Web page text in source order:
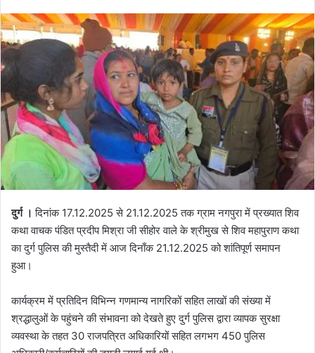
दुर्ग । दिनांक 17.12.2025 से 21.12.2025 तक ग्राम नगपुरा में प्रख्यात शिव
कथा वाचक पंडित प्रदीप मिश्रा जी सीहोर वाले के श्रीमुख से शिव महापुराण कथा
का दुर्ग पुलिस की मुस्तैदी में आज दिनाँक 21.12.2025 को शांतिपूर्ण समापन
हुआ।
कार्यक्रम में प्रतिदिन विभिन्न गणमान्य नागरिकों सहित लाखों की संख्या में
श्रद्धालुओं के पहुंचने की संभावना को देखते हुए दुर्ग पुलिस द्वारा व्यापक सुरक्षा
व्यवस्था के तहत 30 राजपत्रित अधिकारियों सहित लगभग 450 पुलिस